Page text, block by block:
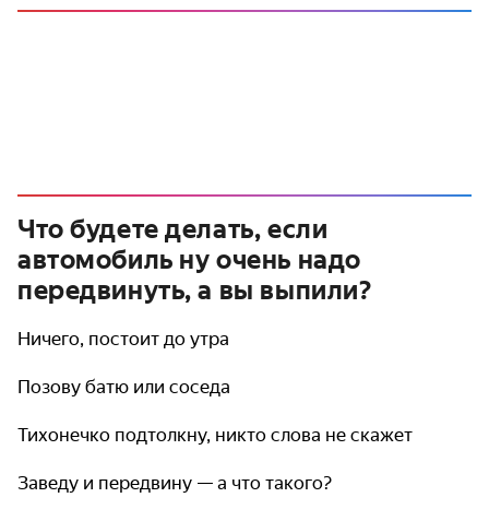
Что будете делать, если
автомобиль ну очень надо
передвинуть, а вы выпили?
Ничего, постоит до утра
Позову батю или соседа
Тихонечко подтолкну, никто слова не скажет
Заведу и передвину — а что такого?